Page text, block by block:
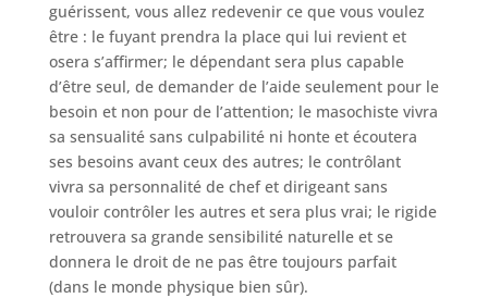
guérissent, vous allez redevenir ce que vous voulez
être : le fuyant prendra la place qui lui revient et
osera s’affirmer; le dépendant sera plus capable
d’être seul, de demander de l’aide seulement pour le
besoin et non pour de l’attention; le masochiste vivra
sa sensualité sans culpabilité ni honte et écoutera
ses besoins avant ceux des autres; le contrôlant
vivra sa personnalité de chef et dirigeant sans
vouloir contrôler les autres et sera plus vrai; le rigide
retrouvera sa grande sensibilité naturelle et se
donnera le droit de ne pas être toujours parfait
(dans le monde physique bien sûr).